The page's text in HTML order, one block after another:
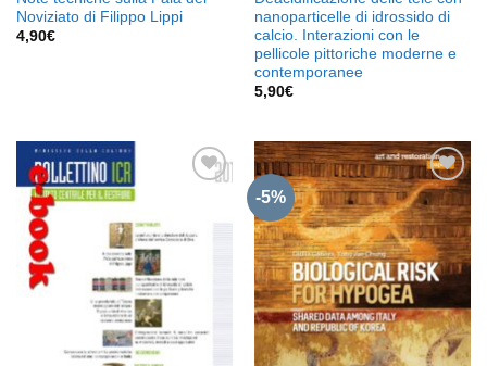
Noviziato di Filippo Lippi
4,90€
nanoparticelle di idrossido di
calcio. Interazioni con le
pellicole pittoriche moderne e
contemporanee
5,90€
Aggiungi
desideri
-5%
Aggiungi
alla lista
dei
desideri